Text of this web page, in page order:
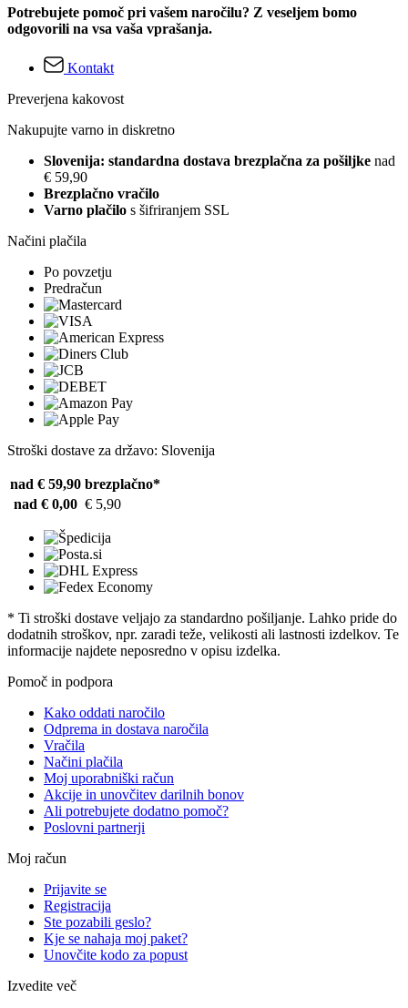
Potrebujete pomoč pri vašem naročilu? Z veseljem bomo
odgovorili na vsa vaša vprašanja.
Kontakt
Preverjena kakovost
Nakupujte varno in diskretno
Slovenija: standardna dostava brezplačna za pošiljke nad
€ 59,90
Brezplačno vračilo
Varno plačilo s šifriranjem SSL
Načini plačila
Po povzetju
Predračun
Stroški dostave za državo: Slovenija
nad € 59,90 brezplačno*
nad € 0,00 € 5,90
* Ti stroški dostave veljajo za standardno pošiljanje. Lahko pride do
dodatnih stroškov, npr. zaradi teže, velikosti ali lastnosti izdelkov. Te
informacije najdete neposredno v opisu izdelka.
Pomoč in podpora
Kako oddati naročilo
Odprema in dostava naročila
Vračila
Načini plačila
Moj uporabniški račun
Akcije in unovčitev darilnih bonov
Ali potrebujete dodatno pomoč?
Poslovni partnerji
Moj račun
Prijavite se
Registracija
Ste pozabili geslo?
Kje se nahaja moj paket?
Unovčite kodo za popust
Izvedite več